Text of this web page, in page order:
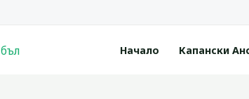
Начало Капански